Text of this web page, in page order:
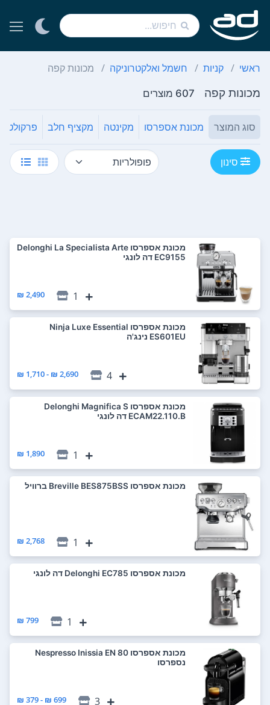
ראשי קניות חשמל ואלקטרוניקה מכונות קפה
מכונות קפה 607 מוצרים
סוג המוצר מכונת אספרסו מקינטה מקציף חלב פרקולטור
סינון
‏מכונת אספרסו Delonghi La Specialista Arte
EC9155 דה לונגי
1
2,490 ₪
‏מכונת אספרסו Ninja Luxe Essential
ES601EU נינג'ה
4
2,690 ₪ - 1,710 ₪
‏מכונת אספרסו Delonghi Magnifica S
ECAM22.110.B דה לונגי
1
1,890 ₪
‏מכונת אספרסו Breville BES875BSS ברוויל
1
2,768 ₪
‏מכונת אספרסו Delonghi EC785 דה לונגי
1
799 ₪
‏מכונת אספרסו Nespresso Inissia EN 80
נספרסו
3
699 ₪ - 379 ₪